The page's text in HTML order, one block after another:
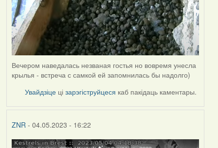
Вечером наведалась незваная гостья но вовремя унесла
крылья - встреча с самкой ей запомнилась бы надолго)
Увайдзіце цізарэгіструйцеся каб пакідаць каментары.
ZNR - 04.05.2023 - 16:22